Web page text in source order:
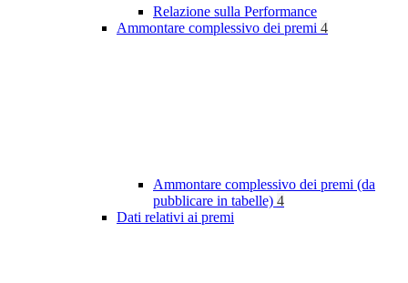
Relazione sulla Performance
Ammontare complessivo dei premi 4
Ammontare complessivo dei premi (da
pubblicare in tabelle) 4
Dati relativi ai premi